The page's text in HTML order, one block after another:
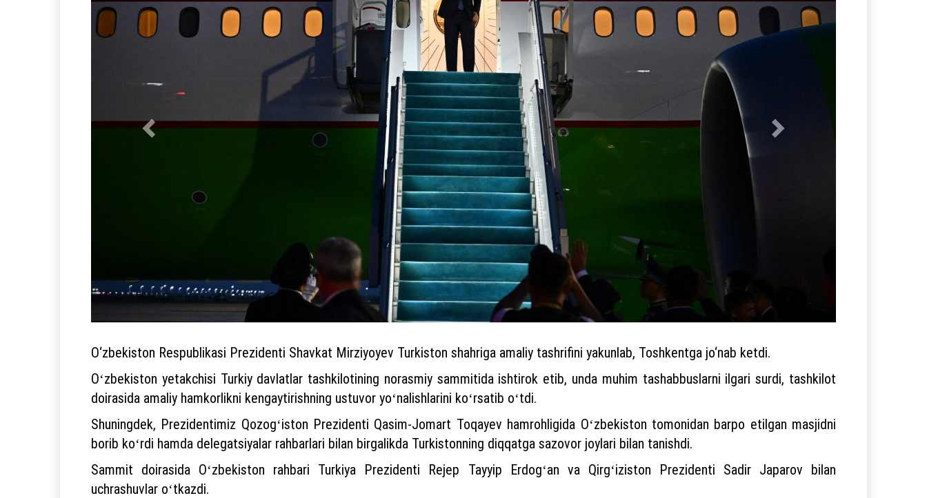
O‘zbekiston Respublikasi Prezidenti Shavkat Mirziyoyev Turkiston shahriga amaliy tashrifini yakunlab, Toshkentga jo‘nab ketdi.
Oʻzbekiston yetakchisi Turkiy davlatlar tashkilotining norasmiy sammitida ishtirok etib, unda muhim tashabbuslarni ilgari surdi, tashkilot
doirasida amaliy hamkorlikni kengaytirishning ustuvor yoʻnalishlarini koʻrsatib oʻtdi.
Shuningdek, Prezidentimiz Qozogʻiston Prezidenti Qasim-Jomart Toqayev hamrohligida Oʻzbekiston tomonidan barpo etilgan masjidni
borib koʻrdi hamda delegatsiyalar rahbarlari bilan birgalikda Turkistonning diqqatga sazovor joylari bilan tanishdi.
Sammit doirasida Oʻzbekiston rahbari Turkiya Prezidenti Rejep Tayyip Erdogʻan va Qirgʻiziston Prezidenti Sadir Japarov bilan
uchrashuvlar oʻtkazdi.